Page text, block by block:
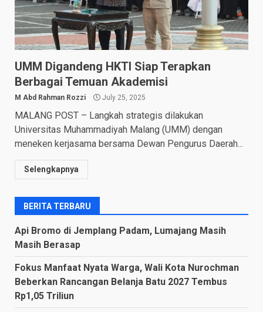
UMM Digandeng HKTI Siap Terapkan
Berbagai Temuan Akademisi
M Abd Rahman Rozzi July 25, 2025
MALANG POST – Langkah strategis dilakukan
Universitas Muhammadiyah Malang (UMM) dengan
meneken kerjasama bersama Dewan Pengurus Daerah...
Selengkapnya
BERITA TERBARU
Api Bromo di Jemplang Padam, Lumajang Masih
Masih Berasap
Fokus Manfaat Nyata Warga, Wali Kota Nurochman
Beberkan Rancangan Belanja Batu 2027 Tembus
Rp1,05 Triliun